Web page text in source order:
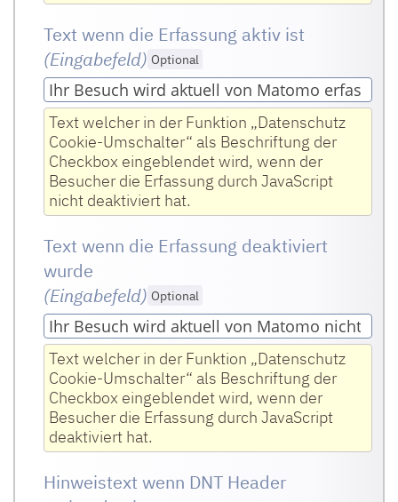
Text wenn die Erfassung aktiv ist
(Eingabefeld) Optional
Text welcher in der Funktion „Datenschutz
Cookie-Umschalter“ als Beschriftung der
Checkbox eingeblendet wird, wenn der
Besucher die Erfassung durch JavaScript
nicht deaktiviert hat.
Text wenn die Erfassung deaktiviert
wurde
(Eingabefeld) Optional
Text welcher in der Funktion „Datenschutz
Cookie-Umschalter“ als Beschriftung der
Checkbox eingeblendet wird, wenn der
Besucher die Erfassung durch JavaScript
deaktiviert hat.
Hinweistext wenn DNT Header